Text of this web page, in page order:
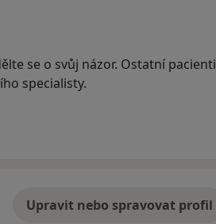
se o svůj názor. Ostatní pacienti
specialisty.
Upravit nebo spravovat profil